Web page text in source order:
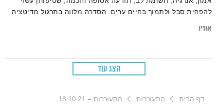
להפחית סבל ולתמוך בחיים ערים. הסדרה מלווה בתרגול מדיטציה
אודיו
הצג עוד
דף הבית התעוררות התעוררות – 18.10.21